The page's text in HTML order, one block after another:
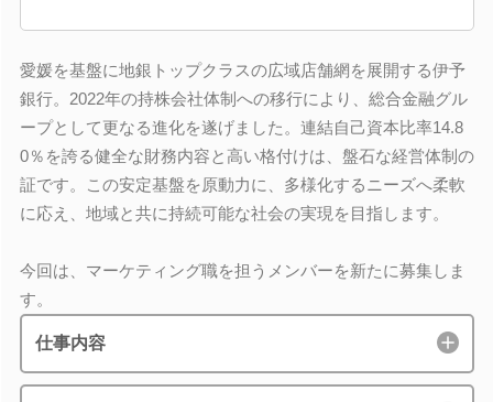
愛媛を基盤に地銀トップクラスの広域店舗網を展開する伊予
銀行。2022年の持株会社体制への移行により、総合金融グル
ープとして更なる進化を遂げました。連結自己資本比率14.8
0％を誇る健全な財務内容と高い格付けは、盤石な経営体制の
証です。この安定基盤を原動力に、多様化するニーズへ柔軟
に応え、地域と共に持続可能な社会の実現を目指します。
今回は、マーケティング職を担うメンバーを新たに募集しま
す。
仕事内容